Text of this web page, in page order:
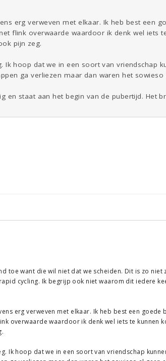
erg verweven met elkaar. Ik heb best een
flink overwaarde waardoor ik denk wel iets
pijn zeg.
hoop dat we in een soort van vriendschap
ga verliezen maar dan waren het
en staat aan het begin van de pubertijd. Het
toe want die wil niet dat we scheiden. Dit is zo
cycling. Ik begrijp ook niet waarom dit iedere
erg verweven met elkaar. Ik heb best een goede
overwaarde waardoor ik denk wel iets te kunnen
Ik hoop dat we in een soort van vriendschap